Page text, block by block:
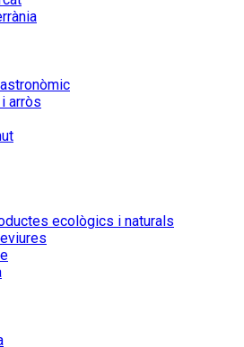
arròs
ecològics i naturals